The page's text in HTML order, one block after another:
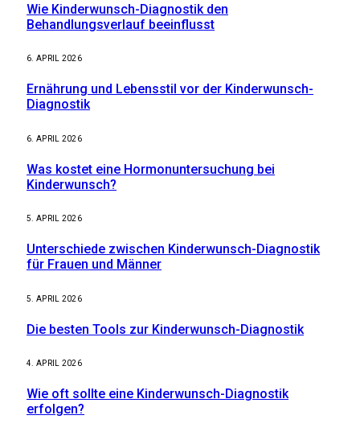
Wie Kinderwunsch-Diagnostik den
Behandlungsverlauf beeinflusst
6. APRIL 2026
Ernährung und Lebensstil vor der Kinderwunsch-
Diagnostik
6. APRIL 2026
Was kostet eine Hormonuntersuchung bei
Kinderwunsch?
5. APRIL 2026
Unterschiede zwischen Kinderwunsch-Diagnostik
für Frauen und Männer
5. APRIL 2026
Die besten Tools zur Kinderwunsch-Diagnostik
4. APRIL 2026
Wie oft sollte eine Kinderwunsch-Diagnostik
erfolgen?